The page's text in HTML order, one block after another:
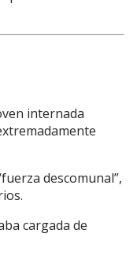
internada
descomunal”,
cargada de